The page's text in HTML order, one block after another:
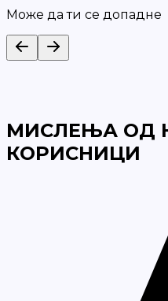
Може да ти се допадне
МИСЛЕЊА ОД
КОРИСНИЦИ